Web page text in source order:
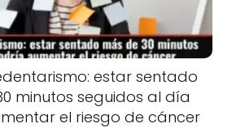
estar sentado
minutos seguidos al día
el riesgo de cáncer